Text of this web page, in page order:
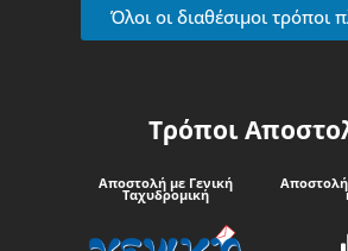
Όλοι οι διαθέσιμοι τρόποι
Τρόποι
Αποστολή με Γενική
Ταχυδρομική